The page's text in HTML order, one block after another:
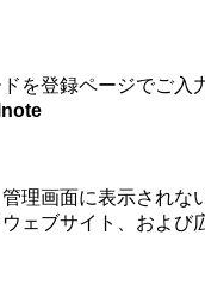
を登録ページでご
理画面に表示され
ェブサイト、および